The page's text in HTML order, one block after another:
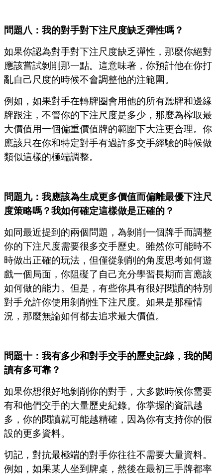
問題八：我的對手對下注尺度缺乏彈性嗎？
如果你認為對手對下注尺度缺乏彈性，那麼你絕對
應該嘗試剝削那一點。這意味著，你預計他在你打
亂自己尺度的時候不會調整他的注範圍。
例如，如果對手在轉牌圈會用他的所有聽牌和邊緣
牌跟注，不管你的下注尺度是多少，那麼為榨取最
大價值用一個偏重價值牌的範圍下大注更合理。你
應該只在你和特定對手有過許多交手經驗的時候做
類似這樣的極端調整。
問題九：我應該為生成更多價值而偏離最優下注尺
度策略嗎？我如何確定這樣做是正確的？
如同最近提到的兩個問題，為剝削一個牌手而調整
你的下注尺度需要很多交手歷史。雖然你可能時不
時做出正確的玩法，但僅從剝削的角度思考如何遊
戲一個局面，你阻礙了自己充分學習長期而言應該
如何做的能力。但是，有些你具有很好閱讀的特別
對手允許你使用剝削性下注尺度。如果是那種情
況，那麼無論如何都去追求最大價值。
問題十：我有多少和對手交手的歷史記錄，我的閱
讀有多可靠？
如果你想很好地剝削你的對手，大多數時候你需要
有和他們交手的大量歷史紀錄。你掌握的資訊越
多，你的閱讀就可能越精確，因為你有支持你的假
設的更多資料。
切記，對抗最極端的對手你往往不需要大量資料。
例如，如果某人坐到牌桌，然後在最初三手牌都率